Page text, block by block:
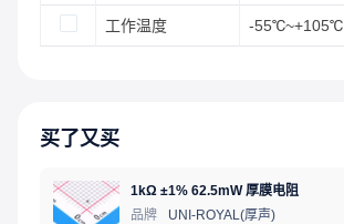
工作温度 -55℃~+105℃
买了又买
1kΩ ±1% 62.5mW 厚膜电阻
品牌
UNI-ROYAL(厚声)